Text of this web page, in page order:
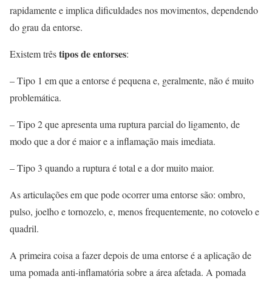
rapidamente e implica dificuldades nos movimentos, dependendo
do grau da entorse.
Existem trêstipos de entorses:
– Tipo 1 em que a entorse é pequena e, geralmente, não é muito
problemática.
– Tipo 2 que apresenta uma ruptura parcial do ligamento, de
modo que a dor é maior e a inflamação mais imediata.
– Tipo 3 quando a ruptura é total e a dor muito maior.
As articulações em que pode ocorrer uma entorse são: ombro,
pulso, joelho e tornozelo, e, menos frequentemente, no cotovelo e
quadril.
A primeira coisa a fazer depois de uma entorse é a aplicação de
uma pomada anti-inflamatória sobre a área afetada. A pomada